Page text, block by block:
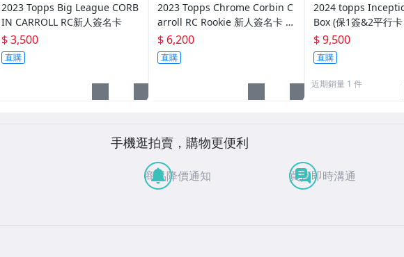
2023 Topps Big League CORB
IN CARROLL RC新人簽名卡
$ 3,500
直購
2023 Topps Chrome Corbin C
arroll RC Rookie 新人簽名卡 P
SA鑑定 台美混血 卡仔
$ 6,200
直購
2024 topps
Box (保1簽&2平行卡
$ 9,500
直購
近期銷量 1 件
手機逛拍賣，購物更便利
商品降價通知 買賣即時溝通